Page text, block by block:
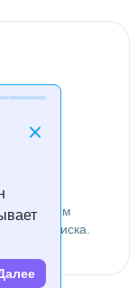
заданным
поиска.